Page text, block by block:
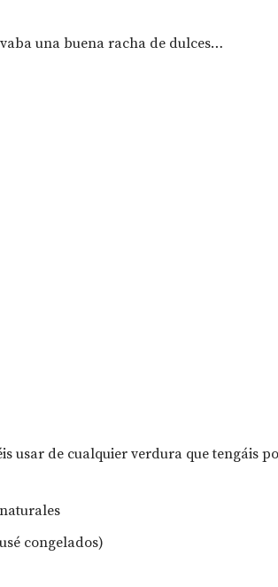
una buena racha de dulces…
usar de cualquier verdura que tengáis
congelados)